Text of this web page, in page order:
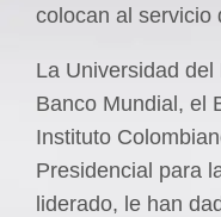
colocan al servicio
La Universidad
Banco Mundial, el
Instituto
Presidencial para
liderado, le han